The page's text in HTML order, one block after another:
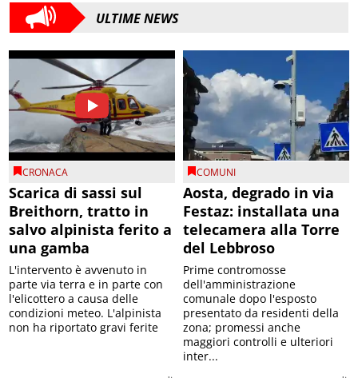
ULTIME NEWS
CRONACA
Scarica di sassi sul
Breithorn, tratto in
salvo alpinista ferito a
una gamba
L'intervento è avvenuto in
parte via terra e in parte con
l'elicottero a causa delle
condizioni meteo. L'alpinista
non ha riportato gravi ferite
COMUNI
Aosta, degrado in via
Festaz: installata una
telecamera alla Torre
del Lebbroso
Prime contromosse
dell'amministrazione
comunale dopo l'esposto
presentato da residenti della
zona; promessi anche
maggiori controlli e ulteriori
inter...